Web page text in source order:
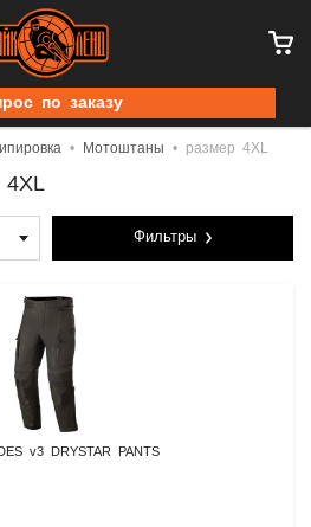
по заказу
Мотоштаны размер 4XL
4XL
Фильтры
v3 DRYSTAR PANTS